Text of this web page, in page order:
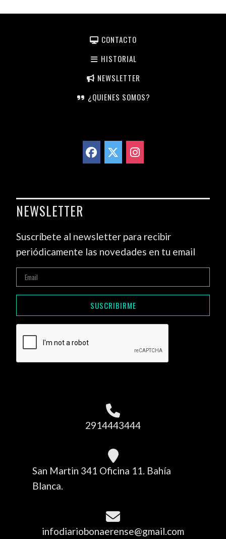
CONTACTO
HISTORIAL
NEWSLETTER
¿QUIENES SOMOS?
NEWSLETTER
Suscríbete al newsletter para recibir
periódicamente las novedades en tu email
SUSCRIBIRME
2914443444
San Martin 341 Oficina 11. Bahía
Blanca.
infodiariobonaerense@gmail.com